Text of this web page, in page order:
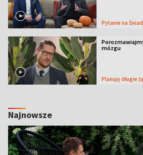
Pytanie na
mózgu
Planuję długie
Najnowsze